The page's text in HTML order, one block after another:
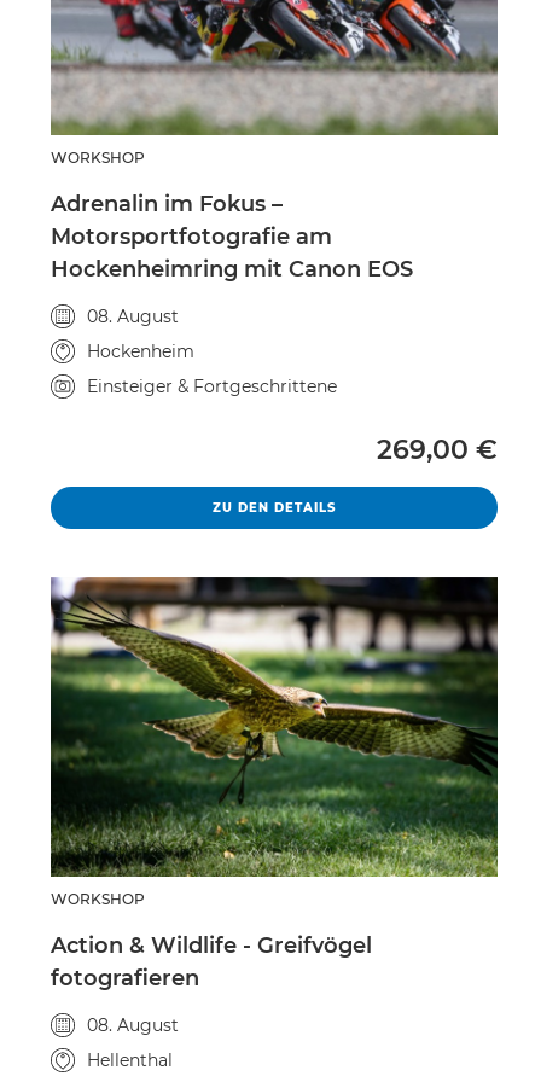
WORKSHOP
Adrenalin im Fokus –
Motorsportfotografie am
Hockenheimring mit Canon EOS
Veranstaltungsdatum
08. August
Veranstaltungsort
Hockenheim
Kursniveau
Einsteiger & Fortgeschrittene
Vollpreis
269,00 €
ZU DEN DETAILSADRENALIN IM FOKUS –
WORKSHOP
Action & Wildlife - Greifvögel
fotografieren
Veranstaltungsdatum
08. August
Veranstaltungsort
Hellenthal